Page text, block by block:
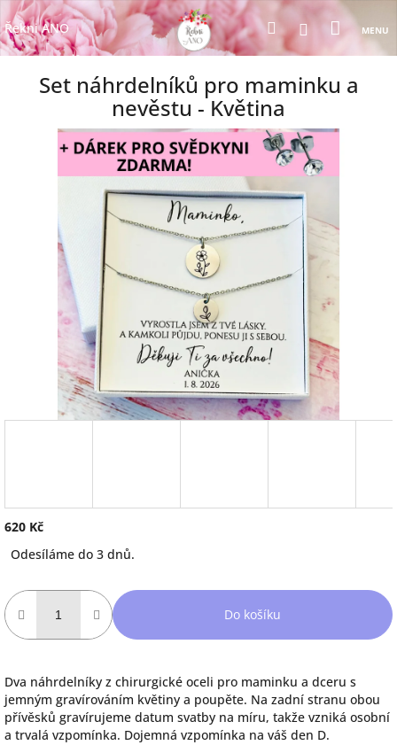
Přejít
na
obsah
Řekni ANO HledatPřihlášení
košík
Set náhrdelníků pro maminku a
nevěstu - Květina
620 Kč
cena:
Odesíláme do 3 dnů.
Do košíku
Dva náhrdelníky z chirurgické oceli pro maminku a dceru s
jemným gravírováním květiny a poupěte. Na zadní stranu obou
přívěsků gravírujeme datum svatby na míru, takže vzniká osobní
a trvalá vzpomínka. Dojemná vzpomínka na váš den D.